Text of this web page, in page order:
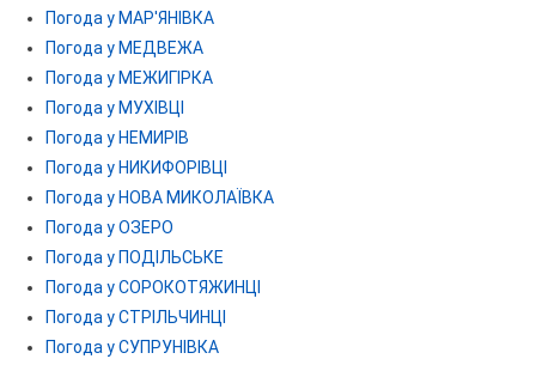
Погода у МАР'ЯНІВКА
Погода у МЕДВЕЖА
Погода у МЕЖИГІРКА
Погода у МУХІВЦІ
Погода у НЕМИРІВ
Погода у НИКИФОРІВЦІ
Погода у НОВА МИКОЛАЇВКА
Погода у ОЗЕРО
Погода у ПОДІЛЬСЬКЕ
Погода у СОРОКОТЯЖИНЦІ
Погода у СТРІЛЬЧИНЦІ
Погода у СУПРУНІВКА